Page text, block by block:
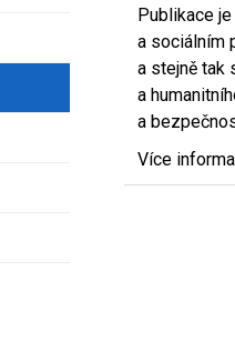
Publikace
a sociálním
a stejně tak
a
a
Více